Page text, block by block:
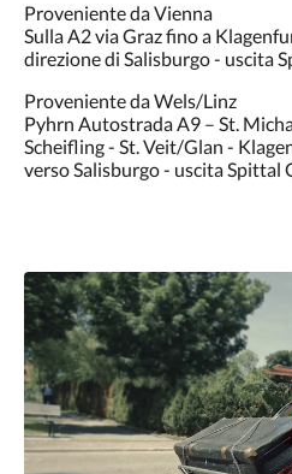
Proveniente da Vienna
Sulla A2 via Graz fino a
direzione di Salisburgo - uscita
Proveniente da Wels/Linz
Pyhrn Autostrada A9 – St.
Scheifling - St. Veit/Glan -
verso Salisburgo - uscita Spittal